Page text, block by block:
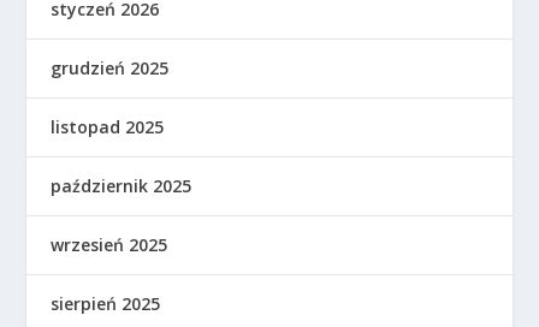
styczeń 2026
grudzień 2025
listopad 2025
październik 2025
wrzesień 2025
sierpień 2025